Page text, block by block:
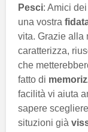
Pesci: Amici
una vostra
vita. Grazie alla
caratterizza,
che
fatto di
facilità vi aiuta
sapere
situzioni già